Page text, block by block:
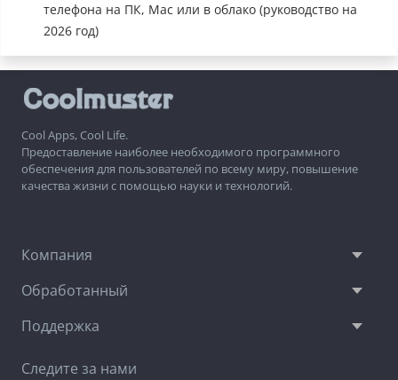
телефона на ПК, Mac или в облако (руководство на
2026 год)
Cool Apps, Cool Life.
Предоставление наиболее необходимого программного
обеспечения для пользователей по всему миру, повышение
качества жизни с помощью науки и технологий.
Компания
Обработанный
Поддержка
Следите за нами